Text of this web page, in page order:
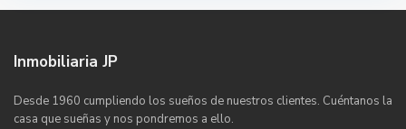
Inmobiliaria JP
Desde 1960 cumpliendo los sueños de nuestros clientes. Cuéntanos la
casa que sueñas y nos pondremos a ello.